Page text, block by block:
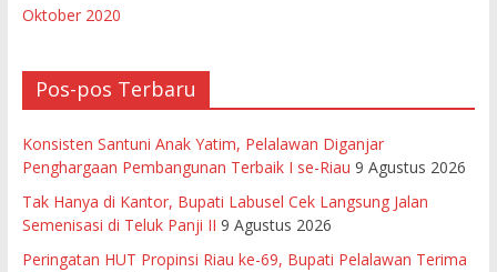
Oktober 2020
Pos-pos Terbaru
Konsisten Santuni Anak Yatim, Pelalawan Diganjar
Penghargaan Pembangunan Terbaik I se-Riau 9 Agustus 2026
Tak Hanya di Kantor, Bupati Labusel Cek Langsung Jalan
Semenisasi di Teluk Panji II 9 Agustus 2026
Peringatan HUT Propinsi Riau ke-69, Bupati Pelalawan Terima